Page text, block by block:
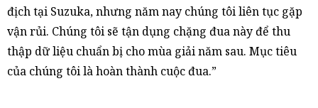
địch tại Suzuka, nhưng năm nay chúng tôi liên tục gặp
vận rủi. Chúng tôi sẽ tận dụng chặng đua này để thu
thập dữ liệu chuẩn bị cho mùa giải năm sau. Mục tiêu
của chúng tôi là hoàn thành cuộc đua.”